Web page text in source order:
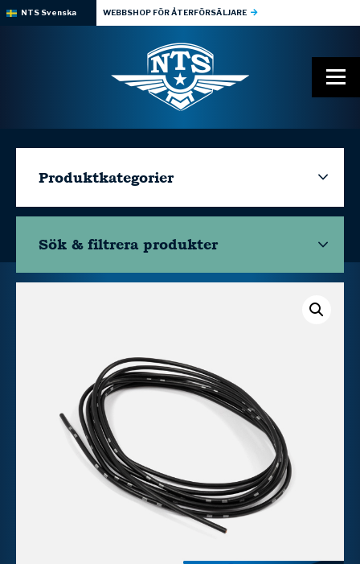
NTS Svenska WEBBSHOP FÖR ÅTERFÖRSÄLJARE
Produktkategorier
Sök & filtrera produkter